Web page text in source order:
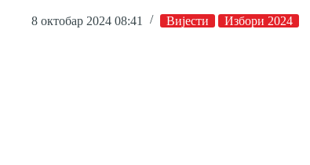
8 октобар 2024 08:41 Вијести Избори 2024